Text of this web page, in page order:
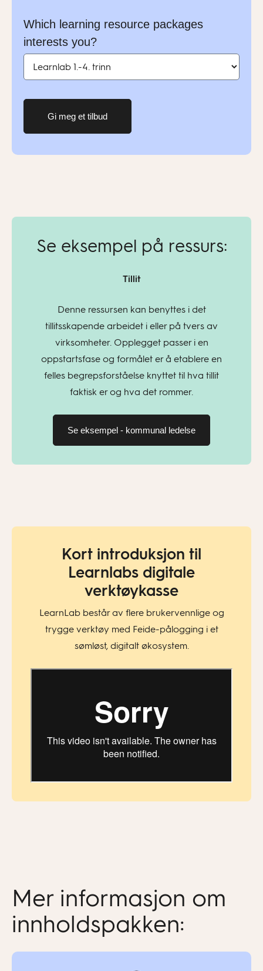
Which learning resource packages
interests you?
Gi meg et tilbud
Se eksempel på ressurs:
Tillit
Denne ressursen kan benyttes i det
tillitsskapende arbeidet i eller på tvers av
virksomheter. Opplegget passer i en
oppstartsfase og formålet er å etablere en
felles begrepsforståelse knyttet til hva tillit
faktisk er og hva det rommer.
Se eksempel - kommunal ledelse
Kort introduksjon til
Learnlabs digitale
verktøykasse
LearnLab består av flere brukervennlige og
trygge verktøy med Feide-pålogging i et
sømløst, digitalt økosystem.
Mer informasjon om
innholdspakken: